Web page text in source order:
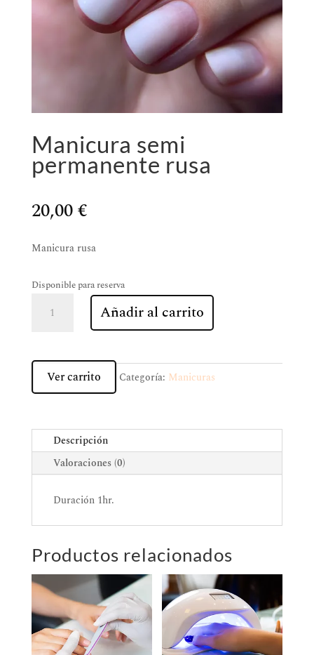
Manicura semi
permanente rusa
20,00€
Manicura rusa
Disponible para reserva
cantidad
Añadir al carrito
Ver carrito Categoría: Manicuras
Descripción
Valoraciones (0)
Duración 1hr.
Productos relacionados